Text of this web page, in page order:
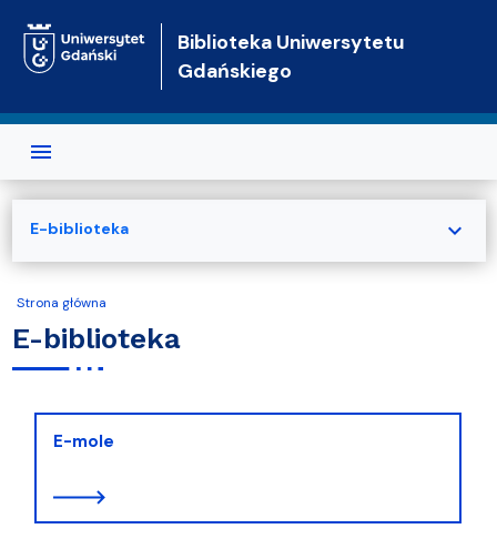
Biblioteka Uniwersytetu
Gdańskiego
Strona główna
E-biblioteka
E-mole
E-biblioteka expand_more